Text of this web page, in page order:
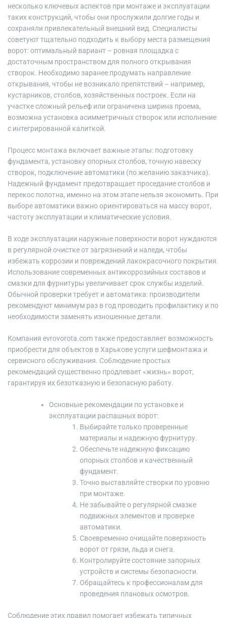
несколько ключевых аспектов при монтаже и эксплуатации
таких конструкций, чтобы они прослужили долгие годы и
сохраняли привлекательный внешний вид. Специалисты
советуют тщательно подходить к выбору места размещения
ворот: оптимальный вариант – ровная площадка с
достаточным пространством для полного открывания
створок. Необходимо заранее продумать направление
открывания, чтобы не возникало препятствий – например,
кустарников, столбов, хозяйственных построек. Если на
участке сложный рельеф или ограничена ширина проема,
возможна установка асимметричных створок или исполнение
с интегрированной калиткой.
Процесс монтажа включает важные этапы: подготовку
фундамента, установку опорных столбов, точную навеску
створок, подключение автоматики (по желанию заказчика).
Надежный фундамент предотвращает проседание столбов и
перекос полотна, именно на этом этапе нельзя экономить. При
выборе автоматики важно ориентироваться на массу ворот,
частоту эксплуатации и климатические условия.
В ходе эксплуатации наружные поверхности ворот нуждаются
в регулярной очистке от загрязнений и наледи, чтобы
избежать коррозии и повреждений лакокрасочного покрытия.
Использование современных антикоррозийных составов и
смазки для фурнитуры увеличивает срок службы изделий.
Обычной проверки требует и автоматика: производители
рекомендуют минимум раз в год проводить профилактику и по
необходимости заменять изношенные детали.
Компания evrovorota.com также предоставляет возможность
приобрести для объектов в Харькове услуги шефмонтажа и
сервисного обслуживания. Соблюдение простых
рекомендаций существенно продлевает «жизнь» ворот,
гарантируя их безотказную и безопасную работу.
Основные рекомендации по установке и
эксплуатации распашных ворот:
Выбирайте только проверенные
материалы и надежную фурнитуру.
Обеспечьте надежную фиксацию
опорных столбов и качественный
фундамент.
Точно выставляйте створки по уровню
при монтаже.
Не забывайте о регулярной смазке
подвижных элементов и проверке
автоматики.
Своевременно очищайте поверхность
ворот от грязи, льда и снега.
Контролируйте состояние запорных
устройств и системы безопасности.
Обращайтесь к профессионалам для
проведения плановых осмотров.
Соблюдение этих правил помогает избежать типичных